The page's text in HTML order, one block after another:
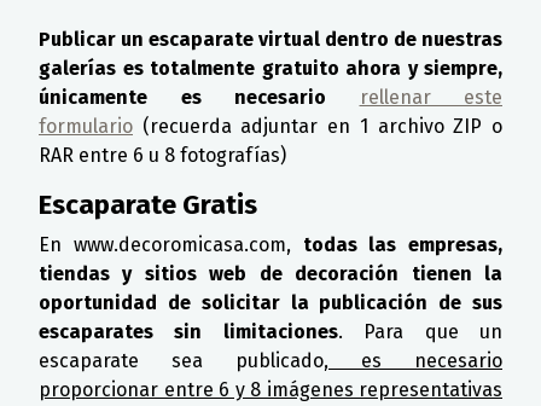
Publicar un escaparate virtual dentro de nuestras
galerías es totalmente gratuito ahora y siempre,
únicamente es necesario
rellenar este
formulario (recuerda adjuntar en 1 archivo ZIP o
RAR entre 6 u 8 fotografías)
Escaparate Gratis
En www.decoromicasa.com, todas las empresas,
tiendas y sitios web de decoración tienen la
oportunidad de solicitar la publicación de sus
escaparates sin limitaciones. Para que un
escaparate sea publicado, es necesario
proporcionar entre 6 y 8 imágenes representativas